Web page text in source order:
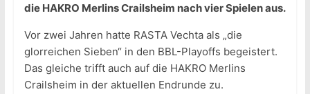
die HAKRO Merlins Crailsheim nach vier Spielen aus.
Vor zwei Jahren hatte RASTA Vechta als „die
glorreichen Sieben“ in den BBL-Playoffs begeistert.
Das gleiche trifft auch auf die HAKRO Merlins
Crailsheim in der aktuellen Endrunde zu.